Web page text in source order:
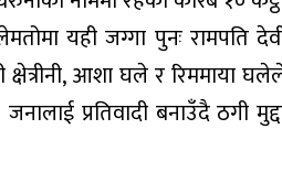
यही जग्गा पुनः रामपति
क्षेत्रीनी, आशा घले र रिममाया
प्रतिवादी बनाउँदै ठगी